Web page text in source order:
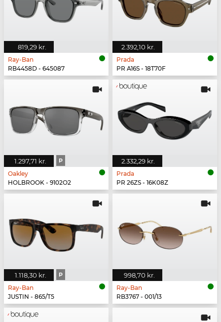
819,29 kr.
Ray-Ban
RB4458D - 645087
2.392,10 kr.
Prada
PR A16S - 18T70F
1.297,71 kr. P
Oakley
HOLBROOK - 9102O2
2.332,29 kr.
Prada
PR 26ZS - 16K08Z
1.118,30 kr. P
Ray-Ban
JUSTIN - 865/T5
998,70 kr.
Ray-Ban
RB3767 - 001/13